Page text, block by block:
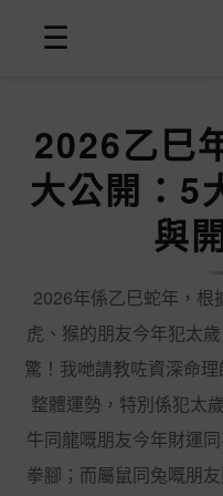
☰
2026乙巳
大公開：5
與
2026年係乙巳蛇年，根
虎、猴的朋友今年犯太
驚！我哋請教咗資深命
整體運勢，特別係犯太
牛同龍嘅朋友今年財運
拳腳；而屬鼠同兔嘅朋